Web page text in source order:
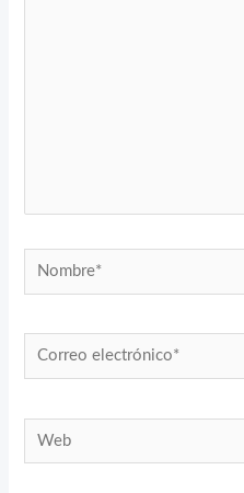
Nombre*
Correo
electrónico*
Web